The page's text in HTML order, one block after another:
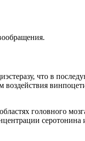
что в
головного